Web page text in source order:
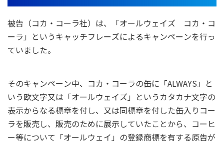
被告（コカ・コーラ社）は、「オールウェイズ コカ・コ
ーラ」というキャッチフレーズによるキャンペーンを行っ
ていました。
そのキャンペーン中、コカ・コーラの缶に「ALWAYS」と
いう欧文字又は「オールウェイズ」というカタカナ文字の
表示からなる標章を付し、又は同標章を付した缶入りコー
ラを販売し、販売のために展示していたことから、コーヒ
ー等について「オールウェイ」の登録商標を有する原告が